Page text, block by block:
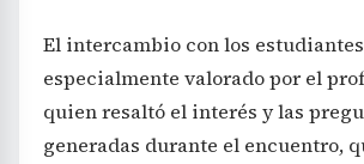
El intercambio con los
especialmente valorado por el
quien resaltó el interés y las
generadas durante el encuentro,